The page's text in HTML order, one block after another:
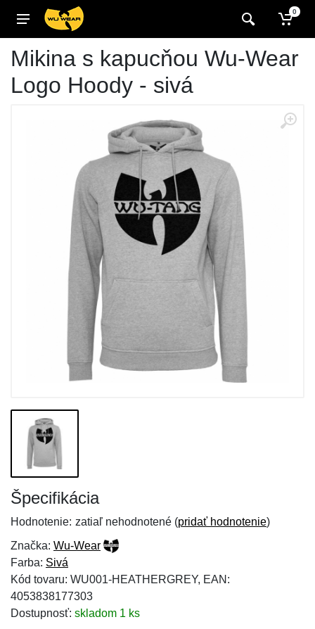
0
Mikina s kapucňou Wu-Wear
Logo Hoody - sivá
Špecifikácia
Hodnotenie: zatiaľ nehodnotené (pridať hodnotenie)
Značka: Wu-Wear
Farba: Sivá
Kód tovaru: WU001-HEATHERGREY, EAN:
4053838177303
Dostupnosť: skladom 1 ks